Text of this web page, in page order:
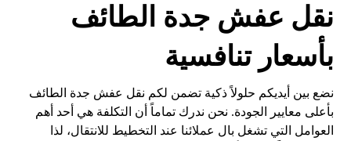
نقل عفش جدة الطائف
بأسعار تنافسية
نضع بين أيديكم حلولاً ذكية تضمن لكم نقل عفش جدة الطائف
بأعلى معايير الجودة. نحن ندرك تماماً أن التكلفة هي أحد أهم
العوامل التي تشغل بال عملائنا عند التخطيط للانتقال، لذا